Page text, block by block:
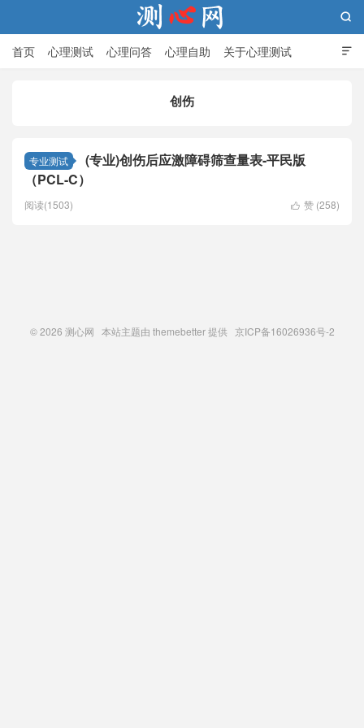

首页 心理测试 心理问答 心理自助 关于心理测试

创伤
专业测试
(专业)创伤后应激障碍筛查量表-平民版
（PCL-C）
 赞 (258)
阅读(1503)
© 2026 测心网 本站主题由 themebetter提供 京ICP备16026936号-2